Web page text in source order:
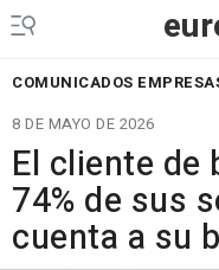
COMUNICADOS
8 DE MAYO DE 2026
El cliente de
74% de sus
cuenta a su